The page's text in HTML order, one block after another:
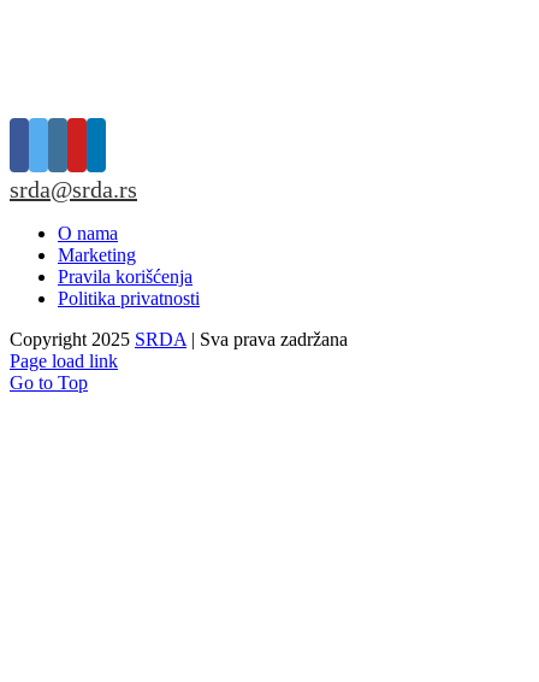
srda@srda.rs
O nama
Marketing
Pravila korišćenja
Politika privatnosti
Copyright 2025 SRDA | Sva prava zadržana
Page load link
Go to Top